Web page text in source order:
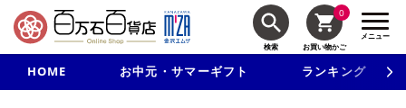
検索
0
お買い物かご
メニュー
HOME お中元・サマーギフト ランキング
新規入会で3千円以上で使える500円クーポンを進呈！